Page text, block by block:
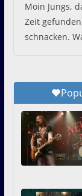
Moin Jungs,
Zeit
schnacken.